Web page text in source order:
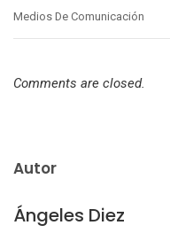
Medios De Comunicación
Comments are closed.
Autor
Ángeles Diez